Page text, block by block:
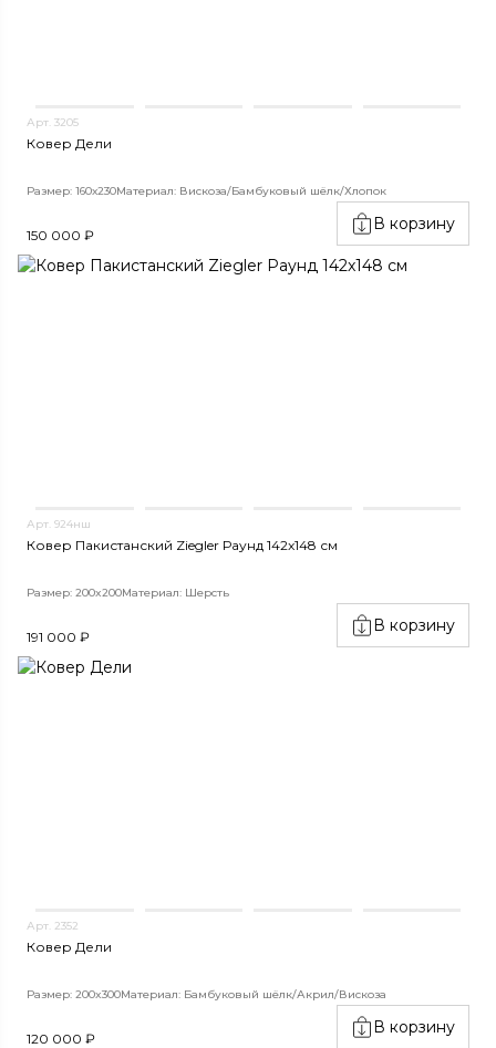
Арт. 3205
Ковер Дели
Размер: 160х230Материал: Вискоза/Бамбуковый шёлк/Хлопок
150 000 ₽
В корзину
Арт. 924нш
Ковер Пакистанский Ziegler Раунд 142x148 см
Размер: 200x200Материал: Шерсть
191 000 ₽
В корзину
Арт. 2352
Ковер Дели
Размер: 200x300Материал: Бамбуковый шёлк/Акрил/Вискоза
120 000 ₽
В корзину